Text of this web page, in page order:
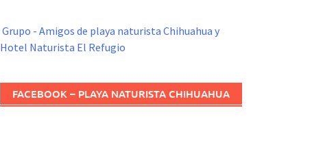
Grupo - Amigos de playa naturista Chihuahua y
Hotel Naturista El Refugio
FACEBOOK – PLAYA NATURISTA CHIHUAHUA